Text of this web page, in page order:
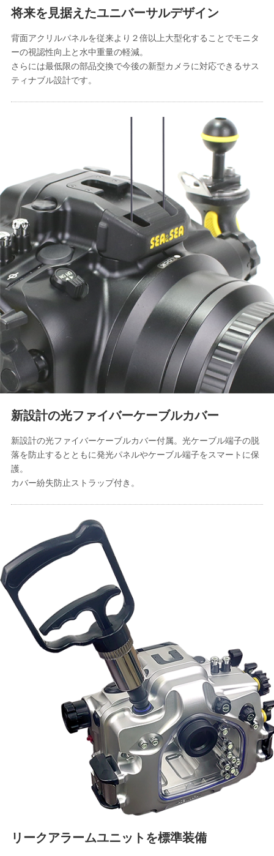
将来を見据えたユニバーサルデザイン
背面アクリルパネルを従来より２倍以上大型化することでモニタ
ーの視認性向上と水中重量の軽減。
さらには最低限の部品交換で今後の新型カメラに対応できるサス
ティナブル設計です。
新設計の光ファイバーケーブルカバー
新設計の光ファイバーケーブルカバー付属。光ケーブル端子の脱
落を防止するとともに発光パネルやケーブル端子をスマートに保
護。
カバー紛失防止ストラップ付き。
リークアラームユニットを標準装備